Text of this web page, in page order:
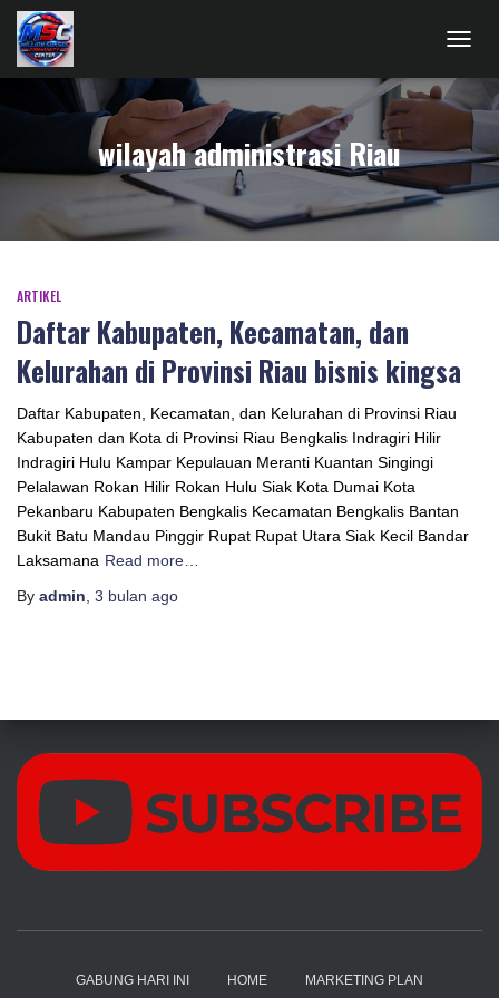
wilayah administrasi Riau
ARTIKEL
Daftar Kabupaten, Kecamatan, dan
Kelurahan di Provinsi Riau bisnis kingsa
Daftar Kabupaten, Kecamatan, dan Kelurahan di Provinsi Riau
Kabupaten dan Kota di Provinsi Riau Bengkalis Indragiri Hilir
Indragiri Hulu Kampar Kepulauan Meranti Kuantan Singingi
Pelalawan Rokan Hilir Rokan Hulu Siak Kota Dumai Kota
Pekanbaru Kabupaten Bengkalis Kecamatan Bengkalis Bantan
Bukit Batu Mandau Pinggir Rupat Rupat Utara Siak Kecil Bandar
Laksamana Read more…
By admin 3 bulan ago
GABUNG HARI INI HOME MARKETING PLAN